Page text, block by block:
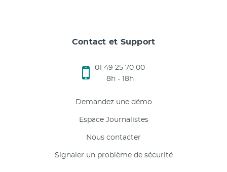
Contact et Support
01 49 25 70 00
8h - 18h
Demandez une démo
Espace Journalistes
Nous contacter
Signaler un problème de sécurité